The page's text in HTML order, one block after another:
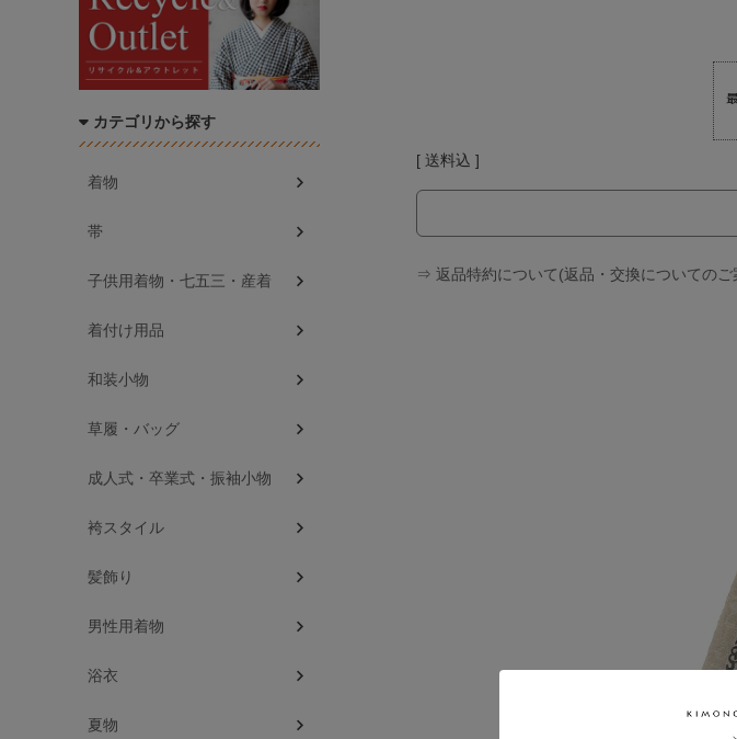
送料込
⇒ 返品特約について(返品・交換についてのご
カテゴリから探す
着物
帯
子供用着物・七五三・産着
着付け用品
和装小物
草履・バッグ
成人式・卒業式・振袖小物
袴スタイル
髪飾り
男性用着物
浴衣
夏物